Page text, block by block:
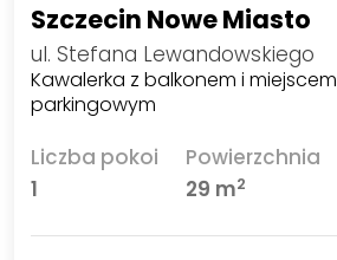
Szczecin Nowe Miasto
ul. Stefana Lewandowskiego
Kawalerka z balkonem i miejscem
parkingowym
Liczba pokoi
1
Powierzchnia
29 m2